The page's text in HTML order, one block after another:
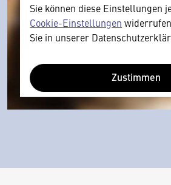
Sie können diese Einstellungen
Cookie-Einstellungen
Sie in unserer
Zustimmen